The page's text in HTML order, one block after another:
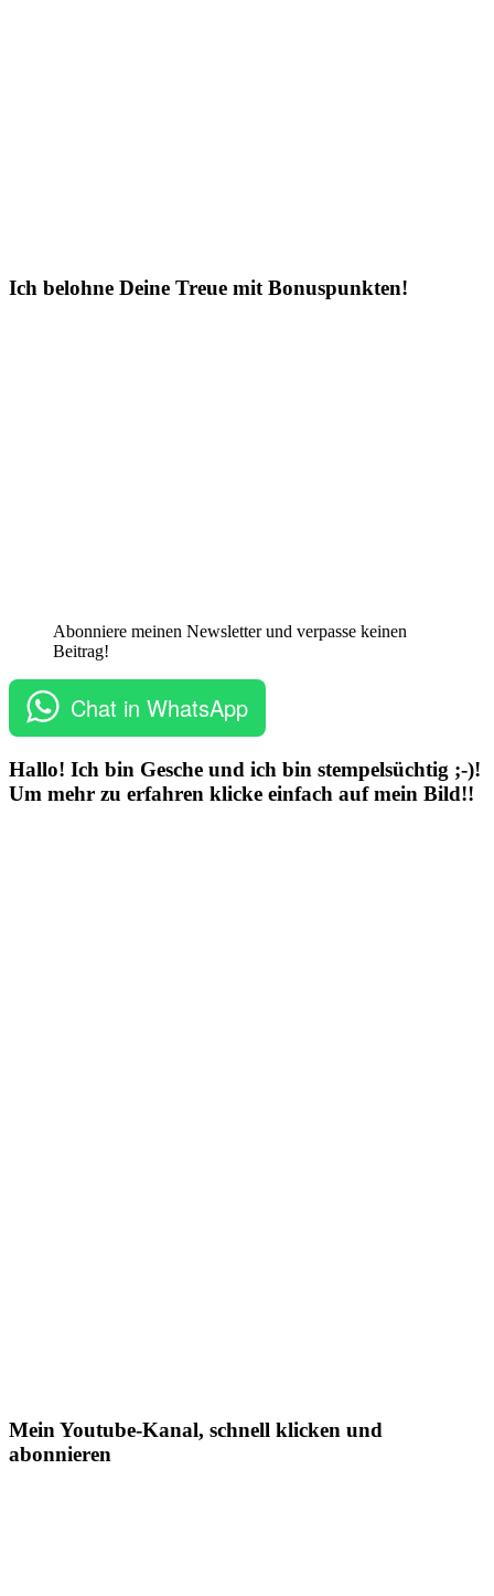
Ich belohne Deine Treue mit Bonuspunkten!
Abonniere meinen Newsletter und verpasse keinen
Beitrag!
Chat in WhatsApp
Hallo! Ich bin Gesche und ich bin stempelsüchtig ;-)!
Um mehr zu erfahren klicke einfach auf mein Bild!!
Mein Youtube-Kanal, schnell klicken und
abonnieren